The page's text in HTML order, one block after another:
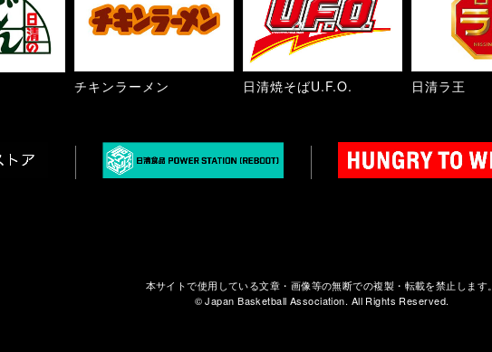
チキンラーメン 日清焼そばU.F.O. 日清ラ王
本サイトで使用している文章・画像等の無断での複製・転載を禁止します。
© Japan Basketball Association. All Rights Reserved.